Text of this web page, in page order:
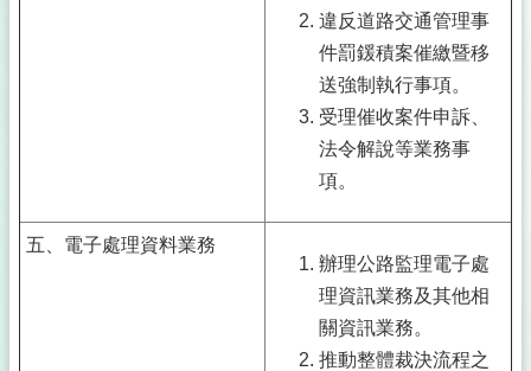
違反道路交通管理事
件罰鍰積案催繳暨移
送強制執行事項。
受理催收案件申訴、
法令解說等業務事
項。
五、電子處理資料業務
辦理公路監理電子處
理資訊業務及其他相
關資訊業務。
推動整體裁決流程之